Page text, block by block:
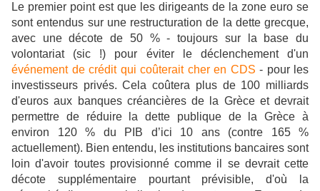
Le premier point est que les dirigeants de la zone euro se
sont entendus sur une restructuration de la dette grecque,
avec une décote de 50 % - toujours sur la base du
volontariat (sic !) pour éviter le déclenchement d'un
événement de crédit qui coûterait cher en CDS - pour les
investisseurs privés. Cela coûtera plus de 100 milliards
d'euros aux banques créancières de la Grèce et devrait
permettre de réduire la dette publique de la Grèce à
environ 120 % du PIB d’ici 10 ans (contre 165 %
actuellement). Bien entendu, les institutions bancaires sont
loin d'avoir toutes provisionné comme il se devrait cette
décote supplémentaire pourtant prévisible, d'où la